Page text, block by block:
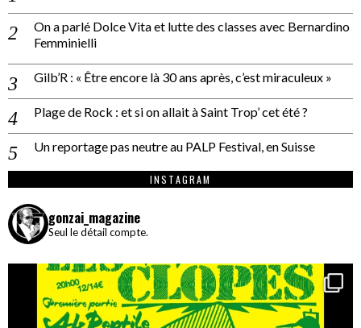
On a parlé Dolce Vita et lutte des classes avec Bernardino
Femminielli
Gilb’R : « Être encore là 30 ans après, c’est miraculeux »
Plage de Rock : et si on allait à Saint Trop’ cet été ?
Un reportage pas neutre au PALP Festival, en Suisse
INSTAGRAM
gonzai_magazine
Seul le détail compte.